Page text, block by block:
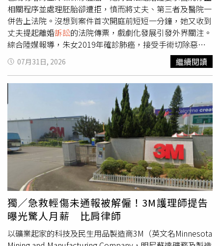
極大衝擊，遂跨海對凱文進行勒索及騷擾等行為。然而，相
關行為也讓他遭紐西蘭法院追訴，並於114年7月25日判處2
年8個月徒刑，目前仍在紐西蘭監獄服刑。不滿婚姻遭破壞
的人夫也曾在台提起民事訴訟，要求凱文賠償200萬元。面
對求償，凱文抗辯稱，配偶權並非法律明文保障的權利，因
此不應負賠償責任；此外，他主張人夫早在111年間就曾傳
訊息警告，請求權已超過2年消滅時效。凱文也反控自己曾
遭人夫勒索、騷擾，認為因此受到損害，要求以80萬元賠償
金與本案債務相互抵銷。台中地院審理後認為，凱文明知娜
娜已婚，仍與其維持多年婚外情，且雙方有大量親密對話、
性愛行為及影片紀錄，侵害婚姻關係的程度重大。法院認
定，人夫是在112年6月後才真正掌握妻子外遇的完整情
況，因此提告並未超過時效。至於凱文主張抵銷部分，法院
依《民法》第339條規定指出，因故意侵權行為所產生的債
務，不得主張抵銷，因此不採納其抗辯。法官審酌人夫為碩
士畢業，目前人在紐西蘭服刑；凱文則為大學畢業，任職於
紐西蘭建築事務所，稅前年薪約200萬元、稅後約150萬
元，另需扶養配偶及2名子女等情況，認定賠償金額以60萬
元為適當，判決凱文應賠償人夫60萬元。全案仍可依法提起
上訴。
相關程序並處理胚胎卻遭拒，憤而將丈夫、第三者及醫院一
併告上法院。沒想到案件首次開庭前短短一分鐘，她又收到
丈夫提起離婚訴訟的法院傳票，戲劇化發展引發外界關注。
綜合陸媒報導，朱女2019年確診肺癌，接受手術切除惡性
腫瘤後便返家休養。直到2025年11月，她因收到復旦大學
附屬中山醫院寄給丈夫的就診通知，意外發現丈夫竟與另一
名女子接受試管嬰兒療程，而且受精卵已完成培育並冷凍保
存，只是尚未植入。她推算，若胚胎日後順利植入並出生，
時間恐落在自己女兒參加大學考試前後。朱女事後展開查
證，發現丈夫與第三者疑似利用偽造的結婚證完成輔助生殖
建檔及相關醫療程序。事件曝光後，丈夫因涉嫌偽造結婚證
件，遭公安機關依法行政拘留5天。得知真相後，朱女帶著
合法結婚證前往醫院，希望院方重新查核資料，停止相關醫
療程序並處理冷凍胚胎，但遭院方拒絕。她表示，更令自己
無法接受的是，院方告知，若未來她與丈夫完成離婚，而丈
夫再與第三者依法辦理結婚登記，仍可能憑新的合法結婚
證，申請使用先前透過假證件培育完成的冷凍胚胎。認為婚
姻權益及配偶權遭到嚴重侵害，朱女因此向法院提起民事訴
訟，將丈夫、第三者及醫院列為共同被告，希望透過司法程
序釐清責任歸屬。案件7月30日首次開庭，不過就在走進法
07月31日, 2026 繼續閱讀
獨／急救輕傷未通報被解僱！3M護理師提告
曝光驚人月薪 比肩律師
以礦業起家的科技及民生用品製造商3M（英文名Minnesota